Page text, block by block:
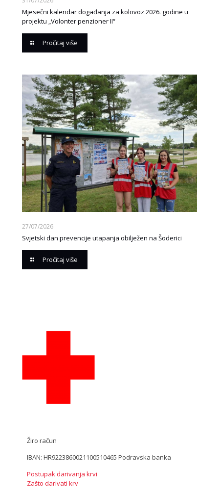
Mjesečni kalendar događanja za kolovoz 2026. godine u
projektu „Volonter penzioner II“
Pročitaj više
27/07/2026
Svjetski dan prevencije utapanja obilježen na Šoderici
Pročitaj više
Žiro račun
IBAN: HR9223860021100510465 Podravska banka
Postupak darivanja krvi
Zašto darivati krv